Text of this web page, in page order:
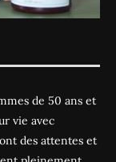
de 50 ans et
vie avec
des attentes et